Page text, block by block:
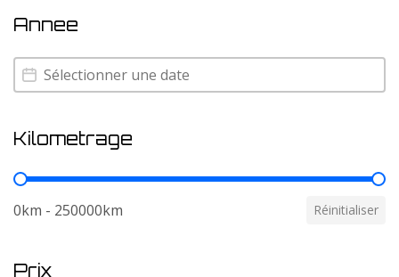
Annee
Annee
Annee
Kilometrage
Kilometrage
0km - 250000km Réinitialiser
Prix